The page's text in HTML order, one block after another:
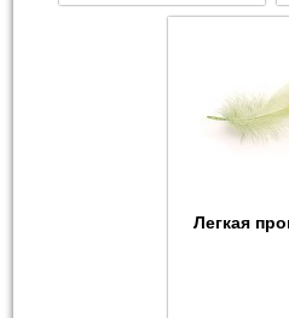
Легкая